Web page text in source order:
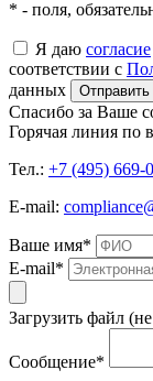
* - поля,
Я даю согласие
соответствии с
данных
Спасибо за Ваше
Горячая линия по
Тел.: +7 (495) 669-
E-mail:
Ваше имя*
E-mail*
Загрузить файл
Сообщение*